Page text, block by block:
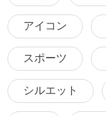
アイコン
スポーツ
シルエット